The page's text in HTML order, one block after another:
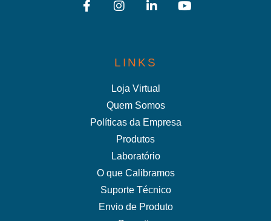
LINKS
Loja Virtual
Quem Somos
Políticas da Empresa
Produtos
Laboratório
O que Calibramos
Suporte Técnico
Envio de Produto